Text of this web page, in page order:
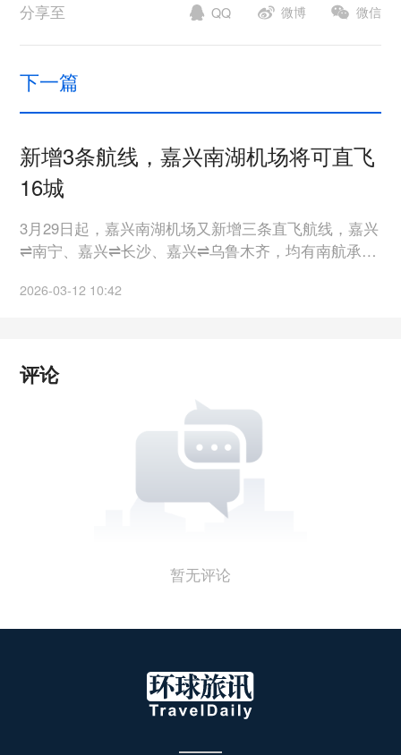
分享至 QQ 微博 微信
下一篇
新增3条航线，嘉兴南湖机场将可直飞
16城
3月29日起，嘉兴南湖机场又新增三条直飞航线，嘉兴
⇌南宁、嘉兴⇌长沙、嘉兴⇌乌鲁木齐，均有南航承
线。
2026-03-12 10:42
评论
暂无评论